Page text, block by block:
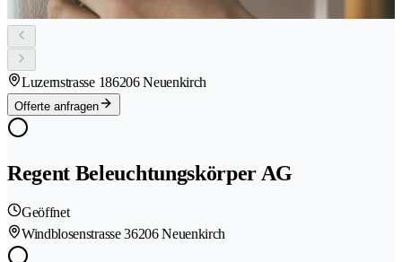
Luzernstrasse 186206 Neuenkirch
Offerte anfragen
Regent Beleuchtungskörper AG
Geöffnet
Windblosenstrasse 36206 Neuenkirch